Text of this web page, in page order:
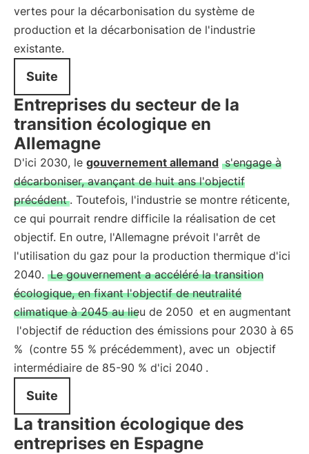
vertes pour la décarbonisation du système de
production et la décarbonisation de l'industrie
existante.
Suite
Entreprises du secteur de la
transition écologique en
Allemagne
D'ici 2030, le gouvernement allemand s'engage à
décarboniser, avançant de huit ans l'objectif
précédent . Toutefois, l'industrie se montre réticente,
ce qui pourrait rendre difficile la réalisation de cet
objectif. En outre, l'Allemagne prévoit l'arrêt de
l'utilisation du gaz pour la production thermique d'ici
2040. Le gouvernement a accéléré la transition
écologique, en fixant l'objectif de neutralité
climatique à 2045 au lieu de 2050 et en augmentant
l'objectif de réduction des émissions pour 2030 à 65
% (contre 55 % précédemment), avec un objectif
intermédiaire de 85-90 % d'ici 2040 .
Suite
La transition écologique des
entreprises en Espagne